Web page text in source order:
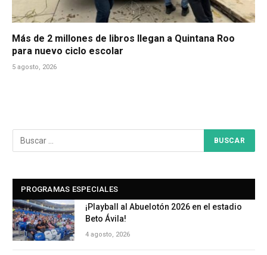
Más de 2 millones de libros llegan a Quintana Roo
para nuevo ciclo escolar
5 agosto, 2026
PROGRAMAS ESPECIALES
¡Playball al Abuelotón 2026 en el estadio
Beto Ávila!
4 agosto, 2026